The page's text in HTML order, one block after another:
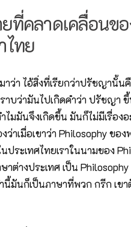
ที่คลาดเคลื่อนข
ทย
ว่า ไอ้สิ่งที่เรียกว่าปรัชญานั้น
บว่ามันไปเกิดคำว่า ปรัชญา
ไมมันจึงเกิดขึ้น มันก็ไม่มีเรื่อง
ว่าเมื่อเขาว่า Philosophy ขอ
นประเทศไทยเราในนามของ
ต่างประเทศ เป็น
นี้มันก็เป็นภาษาที่พวก กรีก เข